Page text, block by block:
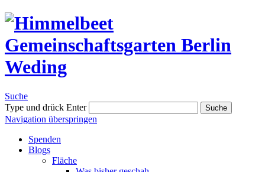
Suche
Type und drück Enter
Suche
Navigation überspringen
Spenden
Blogs
Fläche